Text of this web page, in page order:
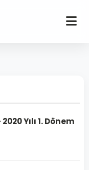
Yılı 1. Dönem